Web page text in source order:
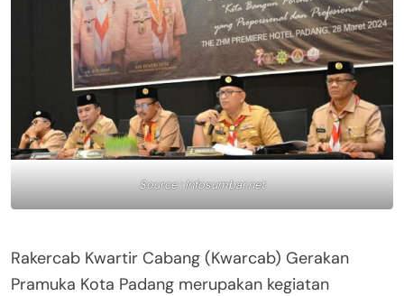
Source : Infosumbar.net
Rakercab Kwartir Cabang (Kwarcab) Gerakan
Pramuka Kota Padang merupakan kegiatan